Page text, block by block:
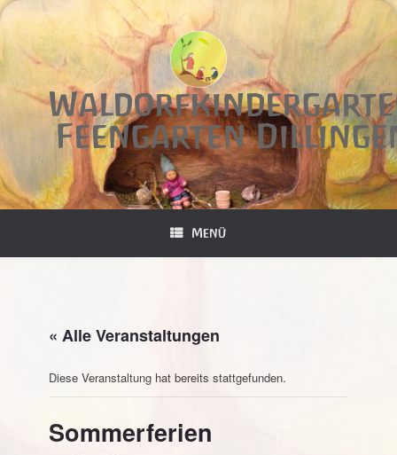
Zum
Inhalt
springen
Feengarten
Menü
« Alle Veranstaltungen
Diese Veranstaltung hat bereits stattgefunden.
Sommerferien